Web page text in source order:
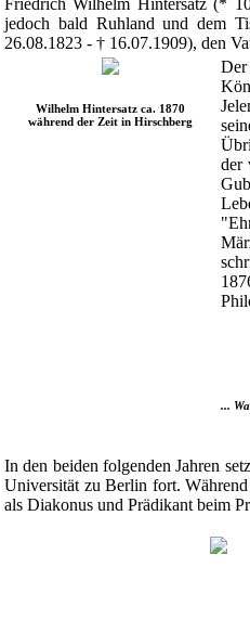
Friedrich Wilhelm Hintersatz (*
jedoch bald Ruhland und dem
26.08.1823 - † 16.07.1909), den
Wilhelm Hintersatz ca. 1870
während der Zeit in Hirschberg
der
...
In den beiden folgenden Jahren
Universität zu Berlin fort.
als Diakonus und Prädikant beim